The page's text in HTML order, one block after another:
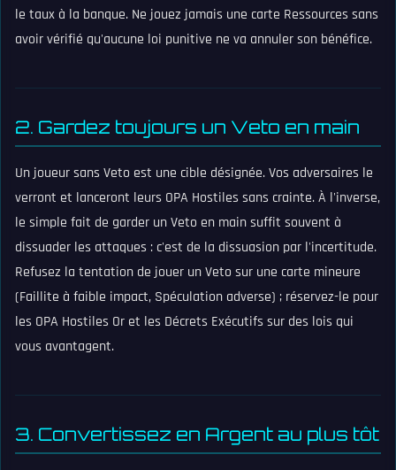
le taux à la banque. Ne jouez jamais une carte Ressources sans
avoir vérifié qu'aucune loi punitive ne va annuler son bénéfice.
2. Gardez toujours un Veto en main
Un joueur sans Veto est une cible désignée. Vos adversaires le
verront et lanceront leurs OPA Hostiles sans crainte. À l'inverse,
le simple fait de garder un Veto en main suffit souvent à
dissuader les attaques : c'est de la dissuasion par l'incertitude.
Refusez la tentation de jouer un Veto sur une carte mineure
(Faillite à faible impact, Spéculation adverse) ; réservez-le pour
les OPA Hostiles Or et les Décrets Exécutifs sur des lois qui
vous avantagent.
3. Convertissez en Argent au plus tôt